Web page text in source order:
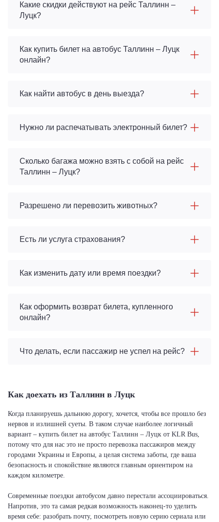
Какие скидки действуют на рейс Таллинн –
Луцк?
Как купить билет на автобус Таллинн – Луцк
онлайн?
Как найти автобус в день выезда?
Нужно ли распечатывать электронный билет?
Сколько багажа можно взять с собой на рейс
Таллинн – Луцк?
Разрешено ли перевозить животных?
Есть ли услуга страхования?
Как изменить дату или время поездки?
Как оформить возврат билета, купленного
онлайн?
Что делать, если пассажир не успел на рейс?
Как доехать из Таллинн в Луцк
Когда планируешь дальнюю дорогу, хочется, чтобы все прошло без
нервов и излишней суеты. В таком случае наиболее логичный
вариант – купить билет на автобус Таллинн – Луцк от KLR Bus,
потому что для нас это не просто перевозка пассажиров между
городами Украины и Европы, а целая система заботы, где ваша
безопасность и спокойствие являются главным ориентиром на
каждом километре.
Современные поездки автобусом давно перестали ассоциироваться.
Напротив, это та самая редкая возможность наконец-то уделить
время себе: разобрать почту, посмотреть новую серию сериала или